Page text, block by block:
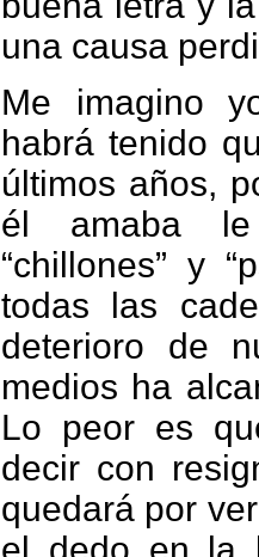
una causa
Me imagino
habrá tenido
últimos años,
él amaba
“chillones” y
todas las
deterioro de
medios ha
Lo peor es
decir con
quedará por